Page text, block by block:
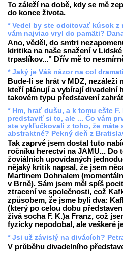
To záleží na době, kdy se mě
do konce života.
* Vedel by ste odcitovať kúsok
vám najviac vryl do pamäti?
Ano, věděl, do smtri
kiritika na naše snažení v
trpaslíkov..." Dřív mě to
* Jaký je Váš názor na col
Bude-li se hrát v MDZ, nezáleží
kteří plánují a vybírají divadelní
takovém typu představení
* Hm, hrať dušu, a k tomu ešte
predstaviť si to, ale ... Čo vám
ste vykľučkovali z toho, že máte
abstraktné? Pekný deň z
Tak zaprvé jsem dostal tuto
ročníku herectví na JAMU... Do
žoviálních upovídaných
nějaký kritik napsal, že jsem
Martinem Dohnalem
v Brně). Sám jsem měl spíš
ztracení ve společnosti, což
způsobem, že jsme byli dva:
(který po celou dobu
živá socha F. K.)a Franz, což
fyzicky nepodobal, ale veškeré
* Jsi už závislý na divácích?
V průběhu divadelního